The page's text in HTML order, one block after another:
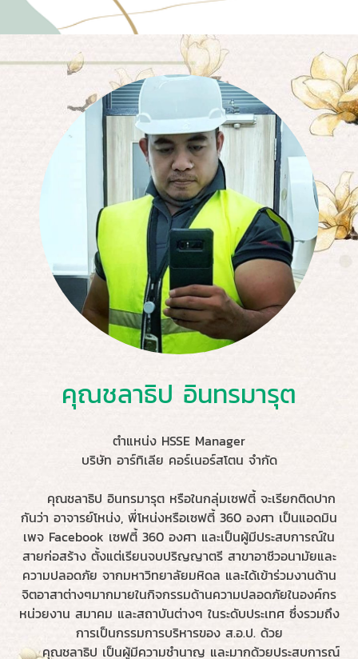
คุณชลาธิป อินทรมารุต
ตำแหน่ง HSSE Manager
บริษัท อาร์ทิเลีย คอร์เนอร์สโตน จำกัด
คุณชลาธิป อินทรมารุต หรือในกลุ่มเซฟตี้ จะเรียกติดปาก
กันว่า อาจารย์โหน่ง, พี่โหน่งหรือเซฟตี้ 360 องศา เป็นแอดมิน
เพจ Facebook เซฟตี้ 360 องศา และเป็นผู้มีประสบการณ์ใน
สายก่อสร้าง ตั้งแต่เรียนจบปริญญาตรี สาขาอาชีวอนามัยและ
ความปลอดภัย จากมหาวิทยาลัยมหิดล และได้เข้าร่วมงานด้าน
จิตอาสาต่างๆมากมายในกิจกรรมด้านความปลอดภัยในองค์กร
หน่วยงาน สมาคม และสถาบันต่างๆ ในระดับประเทศ ซึ่งรวมถึง
การเป็นกรรมการบริหารของ ส.อ.ป. ด้วย
คุณชลาธิป เป็นผู้มีความชำนาญ และมากด้วยประสบการณ์